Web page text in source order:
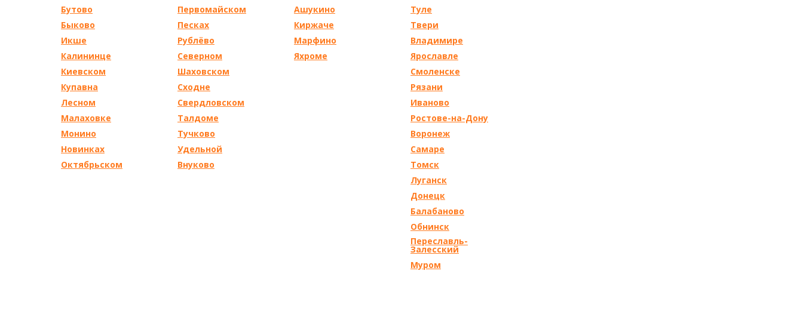
Бутово
Быково
Икше
Калининце
Киевском
Купавна
Лесном
Малаховке
Монино
Новинках
Октябрьском
Первомайском
Песках
Рублёво
Северном
Шаховском
Сходне
Свердловском
Талдоме
Тучково
Удельной
Внуково
Ашукино
Киржаче
Марфино
Яхроме
Туле
Твери
Владимире
Ярославле
Смоленске
Рязани
Иваново
Ростове-на-Дону
Воронеж
Самаре
Томск
Луганск
Донецк
Балабаново
Обнинск
Переславль-
Залесский
Муром